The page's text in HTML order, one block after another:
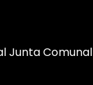
Junta Comunal